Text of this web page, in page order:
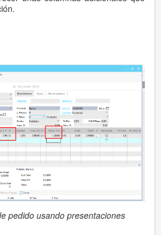
pedido usando presentaciones